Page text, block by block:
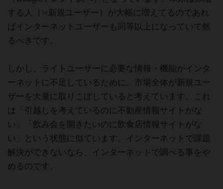
する人（≒新規ユーザー）が大幅に増えてるのであれ
ばインターネットユーザーも同等以上になっていて然
るべきです。
しかし、ライトユーザーに必要な情報・機能がインタ
ーネットに不足しているために、市場全体が新規ユー
ザーを大量に取りこぼしていると考えています。これ
は「引越しを考えているのに不動産情報サイトがな
い」「飲み会を開きたいのに飲食店情報サイトがな
い」という状態に似ています。インターネットで課題
解決ができないなら、インターネットで調べる事をや
めるのです。